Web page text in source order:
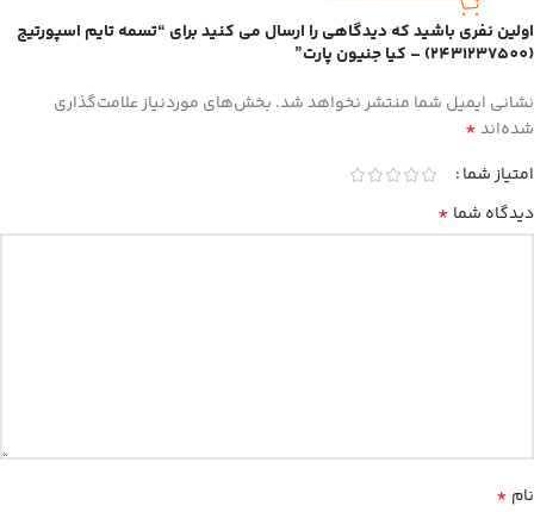
اولین نفری باشید که دیدگاهی را ارسال می کنید برای “تسمه تایم اسپورتیج
(2431237500) – کیا جنیون پارت”
نشانی ایمیل شما منتشر نخواهد شد. بخش‌های موردنیاز علامت‌گذاری
شده‌اند*
امتیاز شما
دیدگاه شما *
نام *